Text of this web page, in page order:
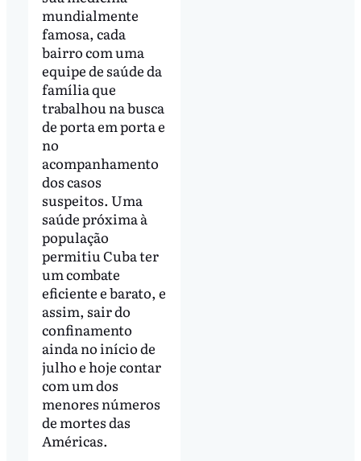
mundialmente
famosa, cada
bairro com uma
equipe de saúde da
família que
trabalhou na busca
de porta em porta e
no
acompanhamento
dos casos
suspeitos. Uma
saúde próxima à
população
permitiu Cuba ter
um combate
eficiente e barato, e
assim, sair do
confinamento
ainda no início de
julho e hoje contar
com um dos
menores números
de mortes das
Américas.